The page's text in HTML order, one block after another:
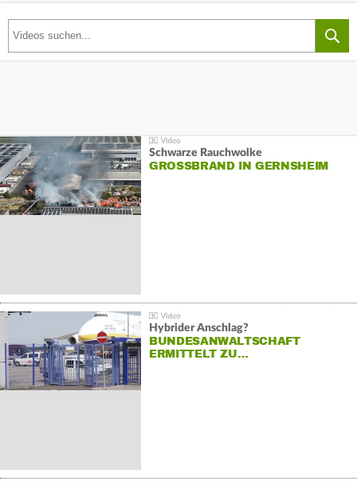
Schwarze Rauchwolke
GROSSBRAND IN GERNSHEIM
Hybrider Anschlag?
BUNDESANWALTSCHAFT
ERMITTELT ZU…